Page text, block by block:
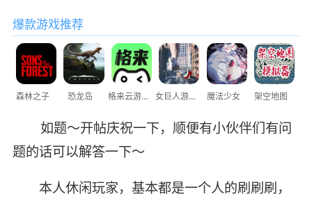
爆款游戏推荐
森林之子 恐龙岛 格来云游戏 女巨人游乐场 魔法少女 架空地图
如题～开帖庆祝一下，顺便有小伙伴们有问
题的话可以解答一下～
本人休闲玩家，基本都是一个人的刷刷刷，